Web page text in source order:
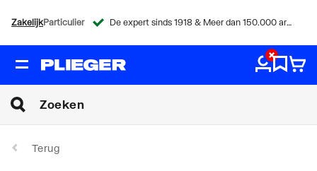
ZakelijkParticulier De expert sinds 1918 & Meer dan 150.000 artikelen
Terug